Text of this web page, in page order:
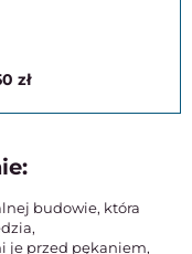
zł
budowie, która
je przed pękaniem,